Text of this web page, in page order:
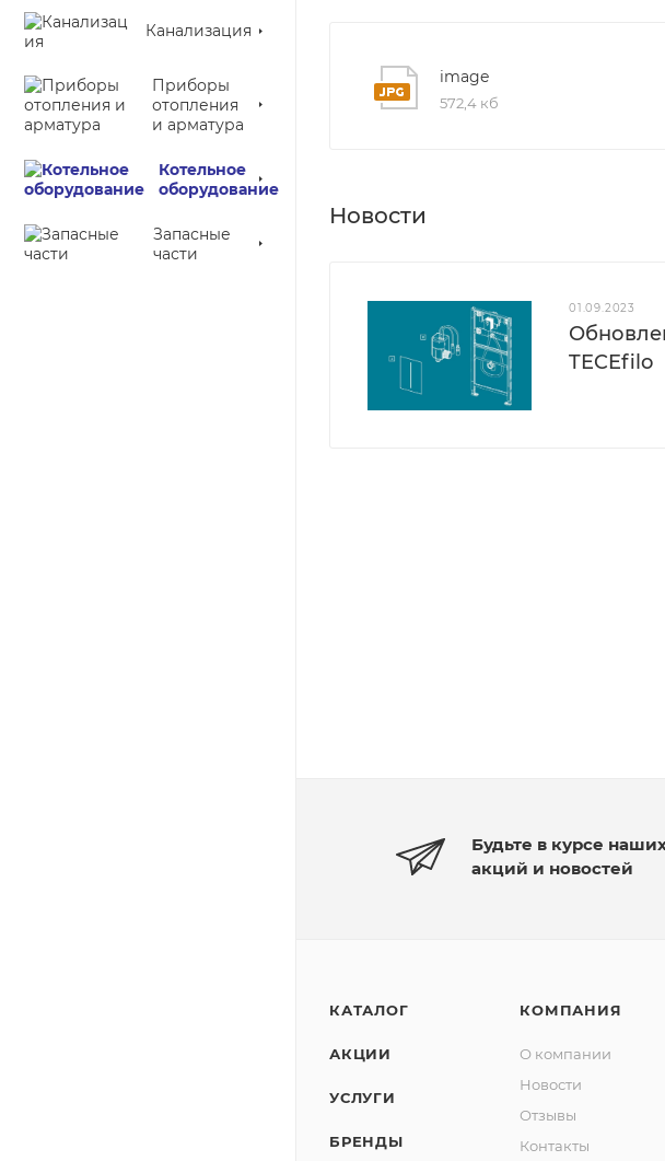
Канализация
Приборы
отопления
и арматура
Котельное
оборудование
Запасные
части
image
572,4 кб
Новости
01.09.2023
TECEfilo
Будьте в курсе
акций и новостей
КАТАЛОГ
АКЦИИ
УСЛУГИ
БРЕНДЫ
КОМПАНИЯ
О компании
Новости
Отзывы
Контакты